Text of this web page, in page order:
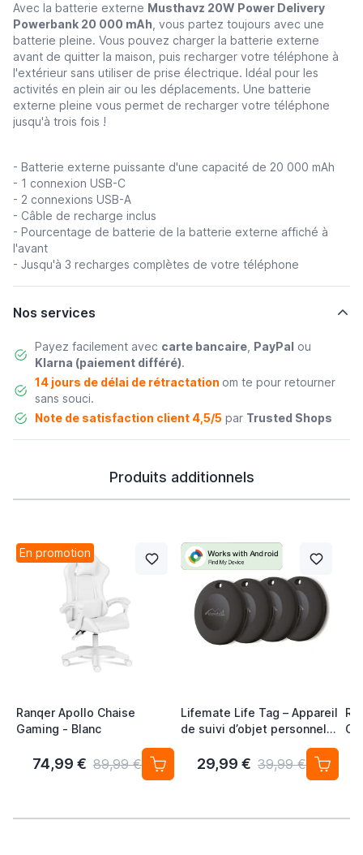
Avec la batterie externe Musthavz 20W Power Delivery
Powerbank 20 000 mAh , vous partez toujours avec une
batterie pleine. Vous pouvez charger la batterie externe
avant de quitter la maison, puis recharger votre téléphone à
l'extérieur sans utiliser de prise électrique. Idéal pour les
activités en plein air ou les déplacements. Une batterie
externe pleine vous permet de recharger votre téléphone
jusqu'à trois fois !
- Batterie externe puissante d'une capacité de 20 000 mAh
- 1 connexion USB-C
- 2 connexions USB-A
- Câble de recharge inclus
- Pourcentage de batterie de la batterie externe affiché à
l'avant
- Jusqu'à 3 recharges complètes de votre téléphone
Nos services
Payez facilement avec carte bancaire, PayPal ou
Klarna (paiement différé).
14 jours de délai de rétractation om te pour retourner
sans souci.
Note de satisfaction client 4,5/5par Trusted Shops
Produits additionnels
En promotion
Ranqer Apollo Chaise
Gaming - Blanc
74,99 € 89,99 €
Lifemate Life Tag – Appareil
de suivi d’objet personnel
Localiser (lot de 4) Traceur
29,99 € 39,99 €